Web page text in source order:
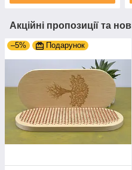
Акційні пропозиції та
–5% Подарунок